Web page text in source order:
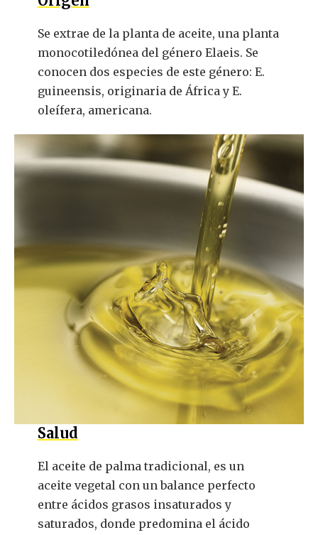
Se extrae de la planta de aceite, una planta
monocotiledónea del género Elaeis. Se
conocen dos especies de este género: E.
guineensis, originaria de África y E.
oleífera, americana.
Salud
El aceite de palma tradicional, es un
aceite vegetal con un balance perfecto
entre ácidos grasos insaturados y
saturados, donde predomina el ácido